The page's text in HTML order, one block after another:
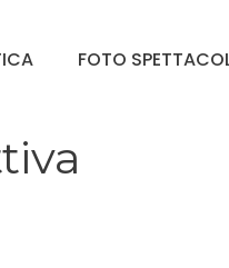
FOTO